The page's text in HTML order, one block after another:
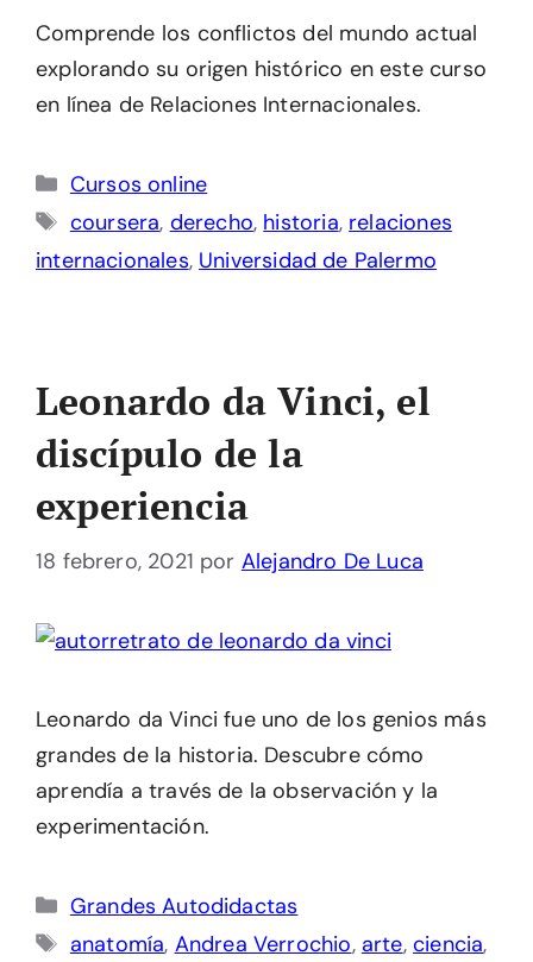
Comprende los conflictos del mundo actual
explorando su origen histórico en este curso
en línea de Relaciones Internacionales.
Categorías
Cursos online
Etiquetas
coursera, derecho, historia, relaciones
internacionales, Universidad de Palermo
Leonardo da Vinci, el
discípulo de la
experiencia
18 febrero, 2021 por Alejandro De Luca
Leonardo da Vinci fue uno de los genios más
grandes de la historia. Descubre cómo
aprendía a través de la observación y la
experimentación.
Categorías
Grandes Autodidactas
Etiquetas
anatomía, Andrea Verrochio, arte, ciencia,